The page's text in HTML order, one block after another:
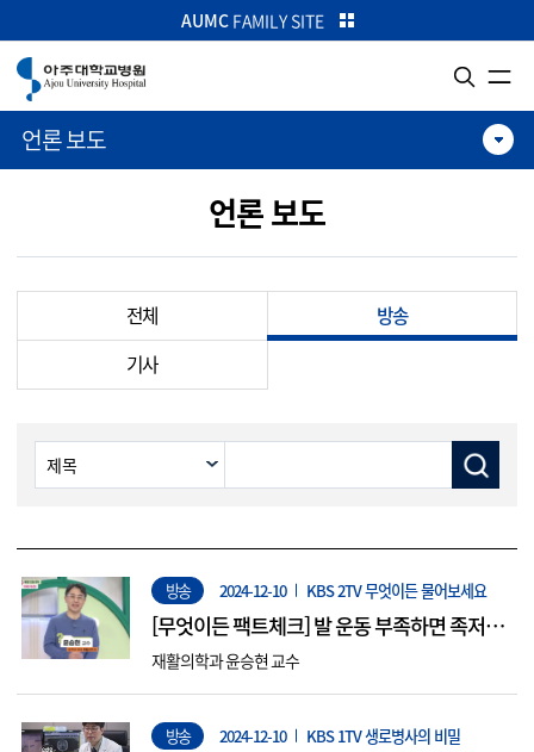
본문으로 가기
주메뉴로 가기
카피라이트로 가기
AUMCFAMILY SITE
언론 보도
언론 보도
전체
방송
기사
방송 2024-12-10 KBS 2TV 무엇이든 물어보세요
[무엇이든 팩트체크] 발 운동 부족하면 족저근
막염 생길 수 있다?
재활의학과 윤승현 교수
방송 2024-12-10 KBS 1TV 생로병사의 비밀